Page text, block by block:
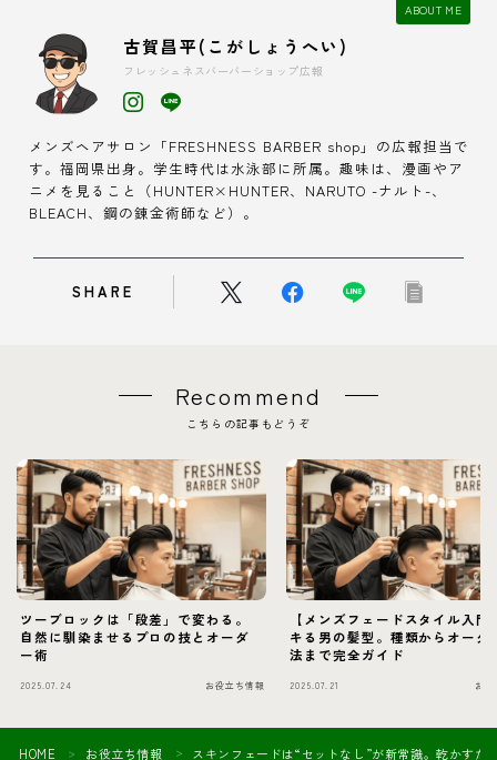
ABOUT ME
古賀昌平(こがしょうへい)
フレッシュネスバーバーショップ広報
メンズヘアサロン「FRESHNESS BARBER shop」の広報担当で
す。福岡県出身。学生時代は水泳部に所属。趣味は、漫画やア
ニメを見ること（HUNTER×HUNTER、NARUTO -ナルト-、
BLEACH、鋼の錬金術師など）。
SHARE
Recommend
こちらの記事もどうぞ
ツーブロックは「段差」で変わる。
自然に馴染ませるプロの技とオーダ
ー術
2025.07.24 お役立ち情報
【メンズフェードスタイル入門
キる男の髪型。種類からオーダ
法まで完全ガイド
2025.07.21 お
HOME ＞ お役立ち情報 ＞ スキンフェードは“セットなし”が新常識。乾かす